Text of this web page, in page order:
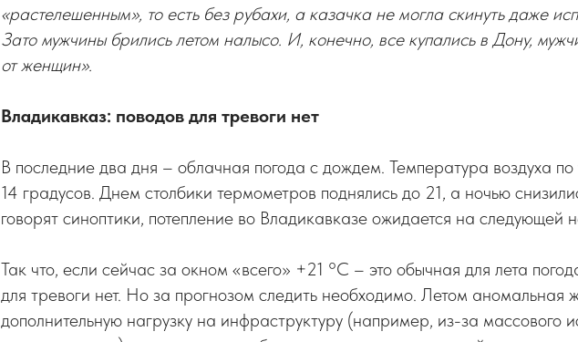
«растелешенным», то есть без рубахи, а казачка не могла скинуть даже
Зато мужчины брились летом налысо. И, конечно, все купались в Дону,
от женщин».
Владикавказ: поводов для тревоги нет
В последние два дня – облачная погода с дождем. Температура воздуха
14 градусов. Днем столбики термометров поднялись до 21, а ночью
говорят синоптики, потепление во Владикавказе ожидается на следующей
Так что, если сейчас за окном «всего» +21 °C – это обычная для лета
для тревоги нет. Но за прогнозом следить необходимо. Летом аномальная
дополнительную нагрузку на инфраструктуру (например, из-за массового